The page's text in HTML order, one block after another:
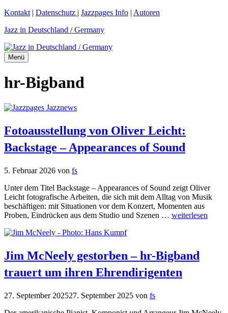
Zum
springen
Kontakt | Datenschutz | Jazzpages Info | Autoren
Jazz in Deutschland / Germany
Menü
hr-Bigband
Fotoausstellung von Oliver Leicht:
Backstage – Appearances of Sound
5. Februar 2026 von fs
Unter dem Titel Backstage – Appearances of Sound zeigt Oliver
Leicht fotografische Arbeiten, die sich mit dem Alltag von Musik
beschäftigen: mit Situationen vor dem Konzert, Momenten aus
Proben, Eindrücken aus dem Studio und Szenen … weiterlesen
Jim McNeely gestorben – hr-Bigband
trauert um ihren Ehrendirigenten
27. September 202527. September 2025 von fs